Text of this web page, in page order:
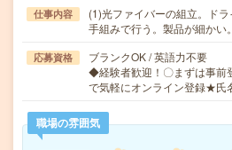
仕事内容
(1)光ファイバーの組立。ド
手組みで行う。製品が細か
応募資格
ブランクOK / 英語力不要
◆経験者歓迎！〇まずは事前
で気軽にオンライン登録★氏
職場の雰囲気